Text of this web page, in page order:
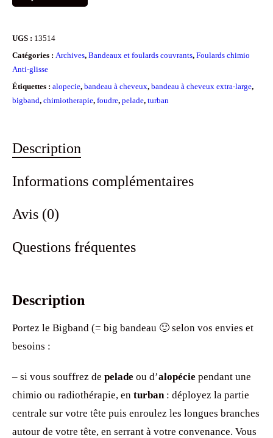
UGS : 13514
Catégories : Archives, Bandeaux et foulards couvrants, Foulards chimio
Anti-glisse
Étiquettes : alopecie, bandeau à cheveux, bandeau à cheveux extra-large,
bigband, chimiotherapie, foudre, pelade, turban
Description
Informations complémentaires
Avis (0)
Questions fréquentes
Description
Portez le Bigband (= big bandeau 🙂 selon vos envies et
besoins :
– si vous souffrez de pelade ou d’alopécie pendant une
chimio ou radiothérapie, en turban: déployez la partie
centrale sur votre tête puis enroulez les longues branches
autour de votre tête, en serrant à votre convenance. Vous